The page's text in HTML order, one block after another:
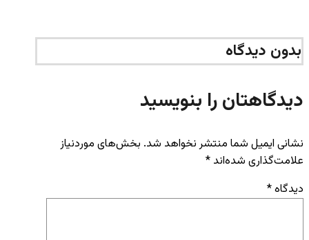
بدون دیدگاه
دیدگاهتان را بنویسید
نشانی ایمیل شما منتشر نخواهد شد. بخش‌های موردنیاز
علامت‌گذاری شده‌اند *
دیدگاه*